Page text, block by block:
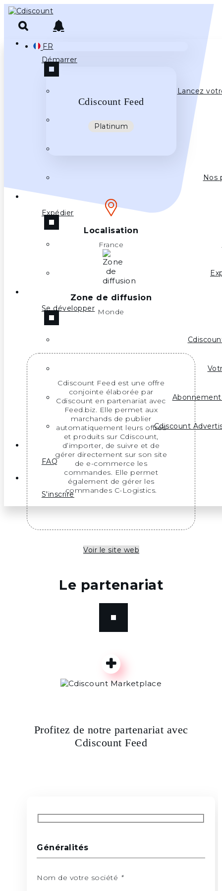
FR
Démarrer
Lancez
Nos
Expédier
Se développer
Cdiscount
FAQ
S'inscrire
Cdiscount Feed
Platinum
Localisation
France
Zone de diffusion
Monde
Cdiscount Feed est une offre
conjointe élaborée par
Cdiscount en partenariat avec
Feed.biz. Elle permet aux
marchands de publier
automatiquement leurs offres
et produits sur Cdiscount,
d’importer, de suivre et de
gérer directement sur son site
de e-commerce les
commandes. Elle permet
également de gérer les
commandes C-Logistics.
Voir le site web
Le partenariat
Profitez de notre partenariat avec
Cdiscount Feed
Généralités
Nom de votre société *